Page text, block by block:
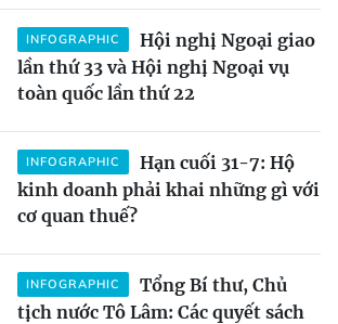
INFOGRAPHIC
Hội nghị Ngoại giao
lần thứ 33 và Hội nghị Ngoại vụ
toàn quốc lần thứ 22
INFOGRAPHIC
Hạn cuối 31-7: Hộ
kinh doanh phải khai những gì với
cơ quan thuế?
INFOGRAPHIC
Tổng Bí thư, Chủ
tịch nước Tô Lâm: Các quyết sách